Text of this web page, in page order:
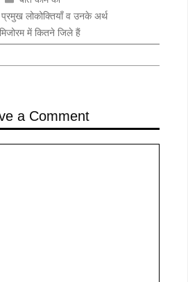
प्रमुख लोकोक्तियाँ व उनके अर्थ
मिजोरम में कितने जिले हैं
a Comment